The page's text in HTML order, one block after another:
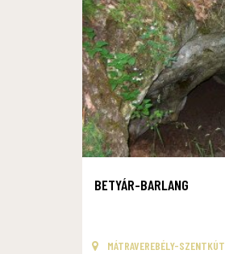
BETYÁR-BARLANG
MÁTRAVEREBÉLY-SZENTKÚT